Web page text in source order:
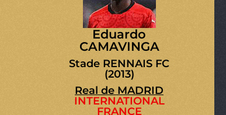
Eduardo
CAMAVINGA
Stade RENNAIS FC
(2013)
Real de MADRID
INTERNATIONAL
FRANCE